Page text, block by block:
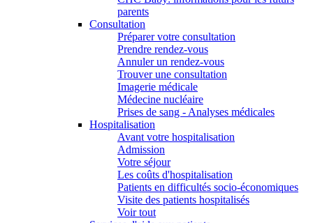
parents
Consultation
Préparer votre consultation
Prendre rendez-vous
Annuler un rendez-vous
Trouver une consultation
Imagerie médicale
Médecine nucléaire
Prises de sang - Analyses médicales
Hospitalisation
Avant votre hospitalisation
Admission
Votre séjour
Les coûts d'hospitalisation
Patients en difficultés socio-économiques
Visite des patients hospitalisés
Voir tout